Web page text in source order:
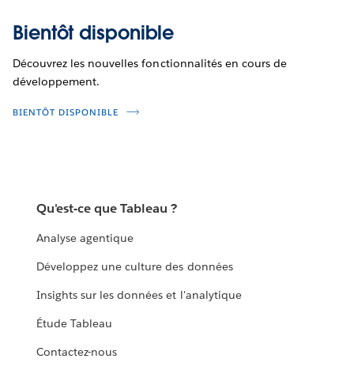
Bientôt disponible
Découvrez les nouvelles fonctionnalités en cours de
développement.
BIENTÔT DISPONIBLE
Qu'est-ce que Tableau ?
Analyse agentique
Développez une culture des données
Insights sur les données et l'analytique
Étude Tableau
Contactez-nous